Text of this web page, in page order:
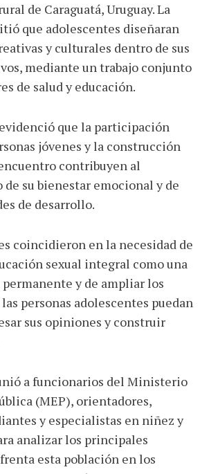
de Caraguatá, Uruguay. La
que adolescentes diseñaran
y culturales dentro de sus
mediante un trabajo conjunto
de salud y educación.
que la participación
jóvenes y la construcción
contribuyen al
su bienestar emocional y de
de desarrollo.
coincidieron en la necesidad de
sexual integral como una
y de ampliar los
personas adolescentes puedan
sus opiniones y construir
a funcionarios del Ministerio
(MEP), orientadores,
y especialistas en niñez y
analizar los principales
esta población en los